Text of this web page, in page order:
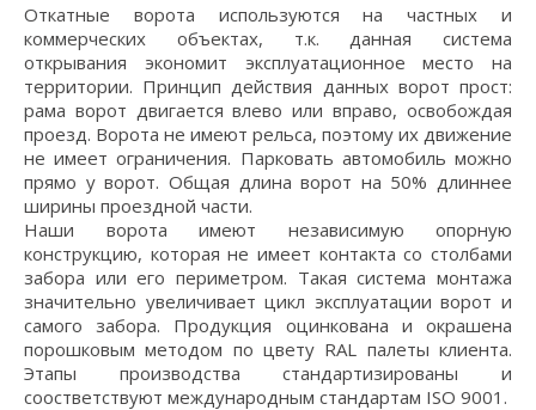
Откатные ворота используются на частных и
коммерческих объектах, т.к. данная система
открывания экономит эксплуатационное место на
территории. Принцип действия данных ворот прост:
рама ворот двигается влево или вправо, освобождая
проезд. Ворота не имеют рельса, поэтому их движение
не имеет ограничения. Парковать автомобиль можно
прямо у ворот. Общая длина ворот на 50% длиннее
ширины проездной части.
Наши ворота имеют независимую опорную
конструкцию, которая не имеет контакта со столбами
забора или его периметром. Такая система монтажа
значительно увеличивает цикл эксплуатации ворот и
самого забора. Продукция оцинкована и окрашена
порошковым методом по цвету RAL палеты клиента.
Этапы производства стандартизированы и
соостветствуют международным стандартам ISO 9001.